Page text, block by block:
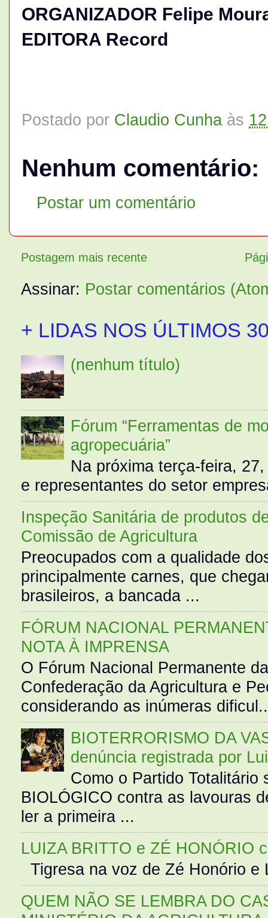
ORGANIZADOR Felipe
EDITORA Record
Postado por Claudio Cunha às
Nenhum comentário:
Postar um comentário
Postagem mais recente
Assinar: Postar comentários
+ LIDAS NOS ÚLTIMOS
(nenhum título)
Fórum “Ferramentas de
agropecuária”
Na próxima terça-feira,
e representantes do setor
Inspeção Sanitária de produtos
Comissão de Agricultura
Preocupados com a qualidade
principalmente carnes, que
brasileiros, a bancada ...
FÓRUM NACIONAL
NOTA À IMPRENSA
O Fórum Nacional Permanente
Confederação da Agricultura e
considerando as inúmeras
BIOTERRORISMO DA
denúncia registrada por
Como o Partido Totalitário
BIOLÓGICO contra as lavouras
ler a primeira ...
LUIZA BRITTO e ZÉ HONÓRIO
Tigresa na voz de Zé Honório
QUEM NÃO SE LEMBRA DO